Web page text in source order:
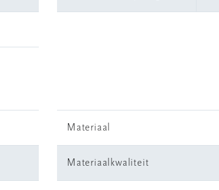
Materiaal
Materiaalkwaliteit